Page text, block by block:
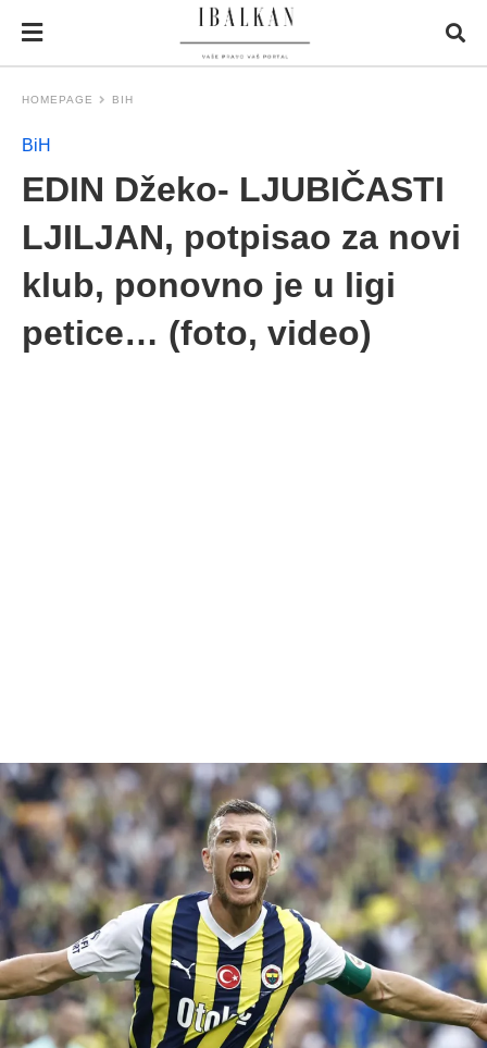
HOMEPAGE BIH
BiH
EDIN Džeko- LJUBIČASTI
LJILJAN, potpisao za novi
klub, ponovno je u ligi
petice… (foto, video)